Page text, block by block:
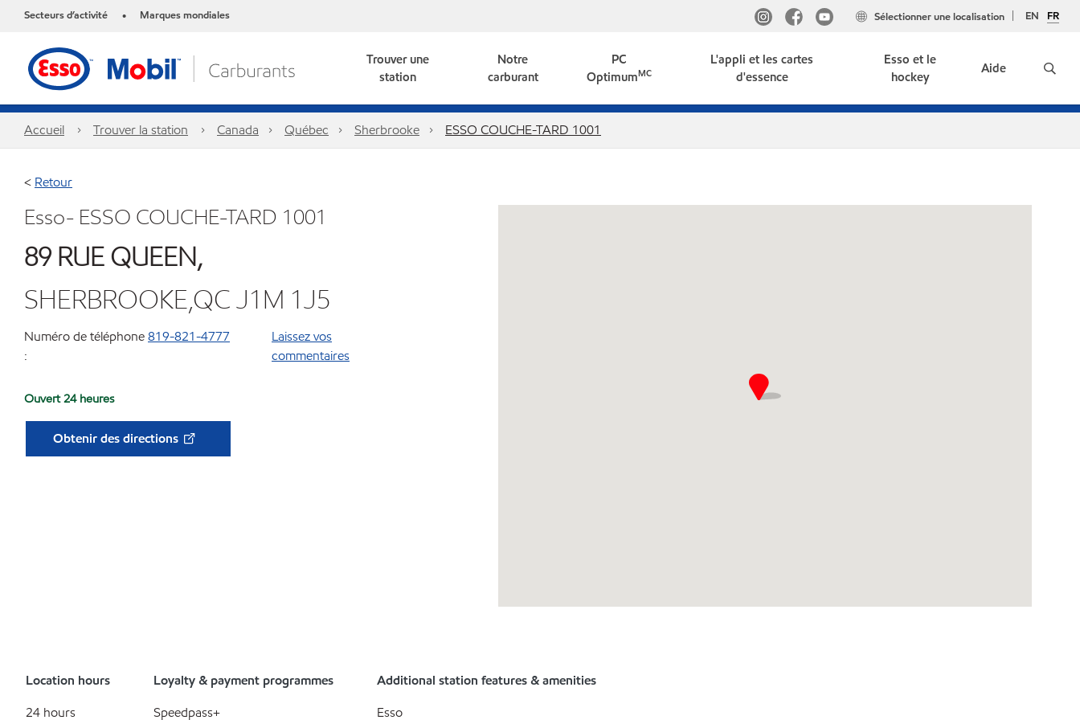
Secteurs d’activité • Marques mondiales EN FR
Sélectionner une localisation
Trouver une
station
Notre
carburant
PC
OptimumMC
L'appli et les cartes
d'essence
Esso et le
hockey
Aide
Accueil Trouver la station Canada Québec Sherbrooke ESSO COUCHE-TARD 1001
< Retour
Esso- ESSO COUCHE-TARD 1001
89 RUE QUEEN,
SHERBROOKE,QC J1M 1J5
Numéro de téléphone
:
819-821-4777
Laissez vos
commentaires
Ouvert 24 heures
Obtenir des directions
Location hours
24 hours
Loyalty & payment programmes
Speedpass+
Additional station features & amenities
Esso